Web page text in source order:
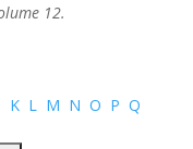
12.
K L M N O P Q